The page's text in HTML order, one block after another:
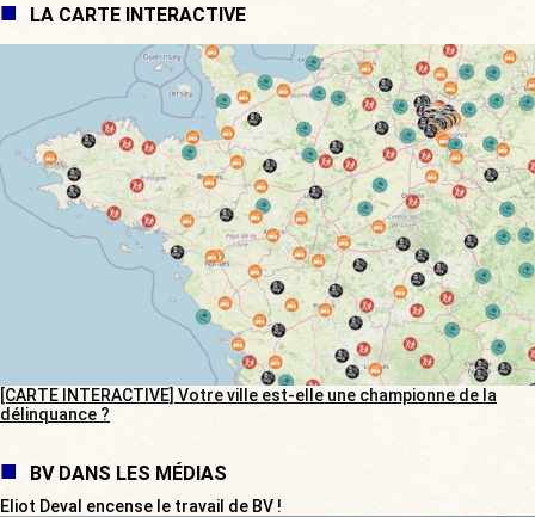
LA CARTE INTERACTIVE
[CARTE INTERACTIVE] Votre ville est-elle une championne de la
délinquance ?
BV DANS LES MÉDIAS
Eliot Deval encense le travail de BV !